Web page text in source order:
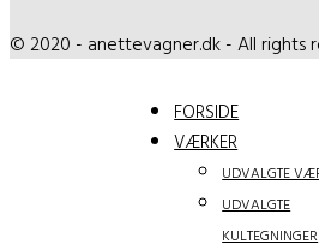
© 2020 - anettevagner.dk - All rights
FORSIDE
VÆRKER
UDVALGTE
UDVALGTE
KULTEGNINGER